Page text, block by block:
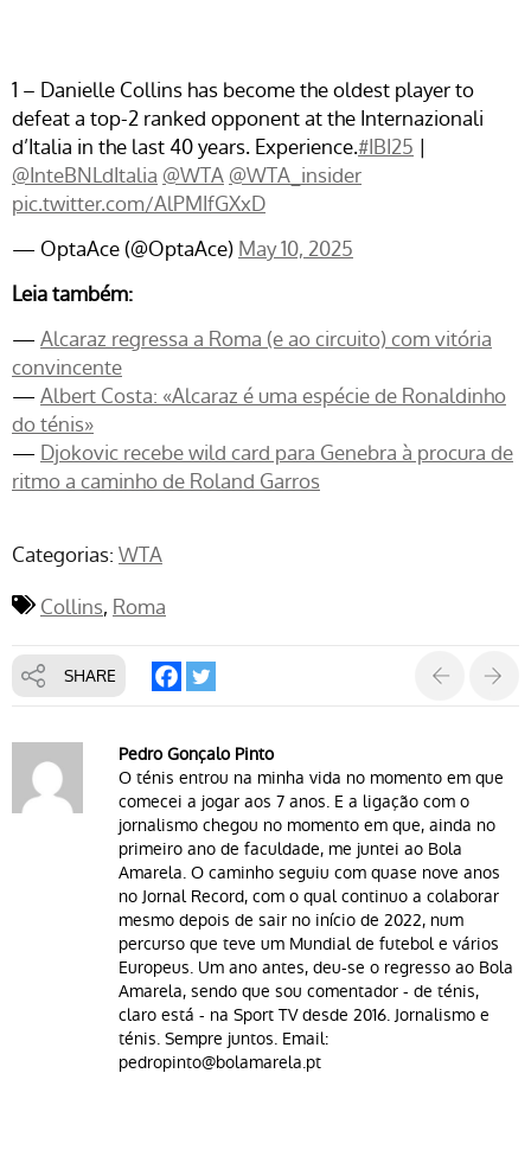
1 – Danielle Collins has become the oldest player to
defeat a top-2 ranked opponent at the Internazionali
d’Italia in the last 40 years. Experience.#IBI25 |
@InteBNLdItalia @WTA @WTA_insider
pic.twitter.com/AlPMIfGXxD
— OptaAce (@OptaAce) May 10, 2025
Leia também:
— Alcaraz regressa a Roma (e ao circuito) com vitória
convincente
— Albert Costa: «Alcaraz é uma espécie de Ronaldinho
do ténis»
— Djokovic recebe wild card para Genebra à procura de
ritmo a caminho de Roland Garros
Categorias: WTA
Collins Roma
SHARE
Pedro Gonçalo Pinto
O ténis entrou na minha vida no momento em que
comecei a jogar aos 7 anos. E a ligação com o
jornalismo chegou no momento em que, ainda no
primeiro ano de faculdade, me juntei ao Bola
Amarela. O caminho seguiu com quase nove anos
no Jornal Record, com o qual continuo a colaborar
mesmo depois de sair no início de 2022, num
percurso que teve um Mundial de futebol e vários
Europeus. Um ano antes, deu-se o regresso ao Bola
Amarela, sendo que sou comentador - de ténis,
claro está - na Sport TV desde 2016. Jornalismo e
ténis. Sempre juntos. Email:
pedropinto@bolamarela.pt